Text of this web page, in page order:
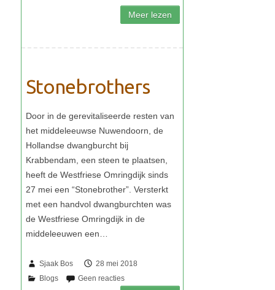
Stonebrothers
Sjaak Bos 28 mei 2018